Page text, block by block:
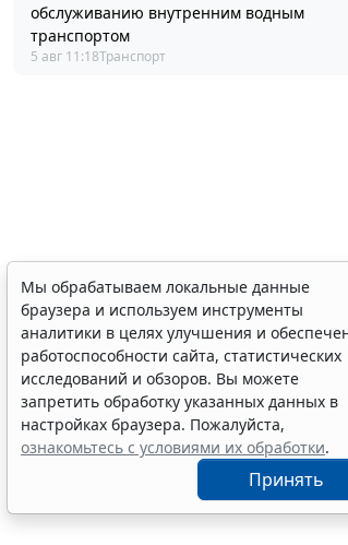
обслуживанию внутренним водным
транспортом
5 авг 11:18Транспорт
Мы обрабатываем локальные данные
браузера и используем инструменты
аналитики в целях улучшения и
работоспособности сайта, статистических
исследований и обзоров. Вы можете
запретить обработку указанных данных в
настройках браузера. Пожалуйста,
ознакомьтесь с условиями их обработки.
Принять